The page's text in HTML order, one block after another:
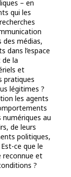
– en
qui les
des médias,
dans l’espace
la
et
pratiques
légitimes ?
les agents
au
de leurs
politiques,
ce que le
reconnue et
?